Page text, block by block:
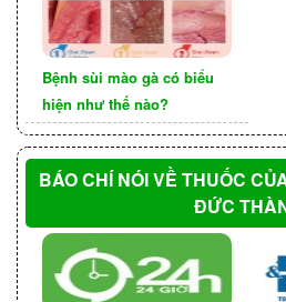
Chức năng hoạt động của
ảnh hưởng nghiêm trọng
mào gà. Từ đó, dẫn đến
cả nam và nữ nếu không
kịp thời.
Bệnh sùi mào gà có biểu
hiện như thế nào?
BÁO CHÍ NÓI VỀ THUỐC
ĐỨC